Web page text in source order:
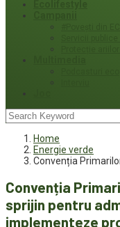
Home
Energie verde
Convenția
Convenția
sprijin pentru
implementeze